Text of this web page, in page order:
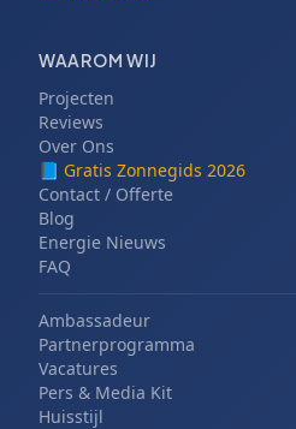
WAAROM WIJ
Projecten
Reviews
Over Ons
📘 Gratis Zonnegids 2026
Contact / Offerte
Blog
Energie Nieuws
FAQ
Ambassadeur
Partnerprogramma
Vacatures
Pers & Media Kit
Huisstijl